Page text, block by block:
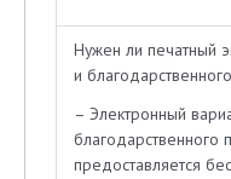
Нужен ли печатный
и
– Электронный
благодарственного
предоставляется